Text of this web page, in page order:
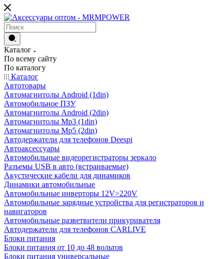
Каталог
По всему сайту
По каталогу
Каталог
Автотовары
Автомагнитолы Android (1din)
Автомобильное ПЗУ
Автомагнитолы Android (2din)
Автомагнитолы Mp3 (1din)
Автомагнитолы Mp5 (2din)
Автодержатели для телефонов Deespi
Автоаксессуары
Автомобильные видеорегистраторы зеркало
Разъемы USB в авто (встраиваемые)
Акустические кабели для динамиков
Динамики автомобильные
Автомобильные инверторы 12V>220V
Автомобильные зарядные устройства для регистраторов и
навигаторов
Автомобильные разветвители прикуривателя
Автодержатели для телефонов CARLIVE
Блоки питания
Блоки питания от 10 до 48 вольтов
Блоки питания универсальные